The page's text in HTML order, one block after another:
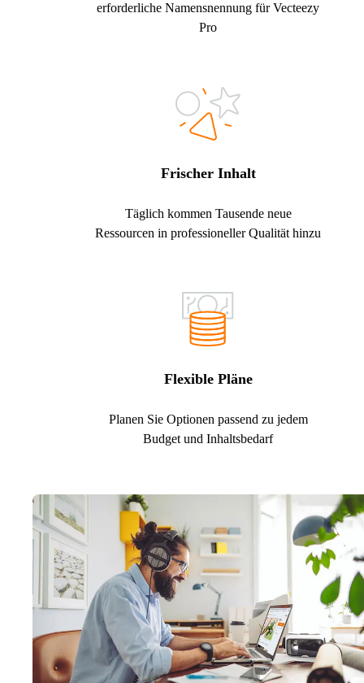
erforderliche Namensnennung für Vecteezy
Pro
Frischer Inhalt
Täglich kommen Tausende neue
Ressourcen in professioneller Qualität hinzu
Flexible Pläne
Planen Sie Optionen passend zu jedem
Budget und Inhaltsbedarf